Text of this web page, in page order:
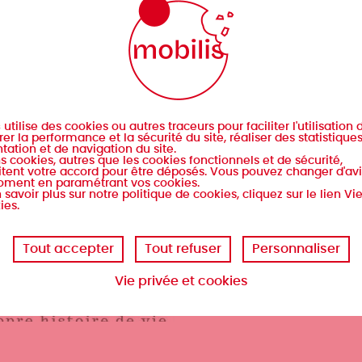
utilise des cookies ou autres traceurs pour faciliter l'utilisation
la performance et la sécurité du site, réaliser des
et de navigation du site.
cookies, autres que les cookies fonctionnels et de sécurité,
votre accord pour être déposés. Vous pouvez changer
en paramétrant vos cookies.
savoir plus sur notre politique de cookies, cliquez sur le lien
Tout accepter Tout refuser Personnaliser
Vie privée et cookies